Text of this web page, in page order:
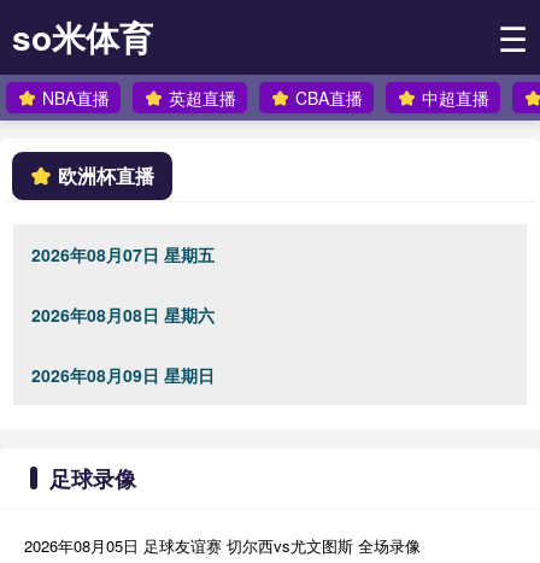
so米体育 ☰
NBA直播 英超直播 CBA直播 中超直播
欧洲杯直播
2026年08月07日 星期五
2026年08月08日 星期六
2026年08月09日 星期日
足球录像
2026年08月05日 足球友谊赛 切尔西vs尤文图斯 全场录像